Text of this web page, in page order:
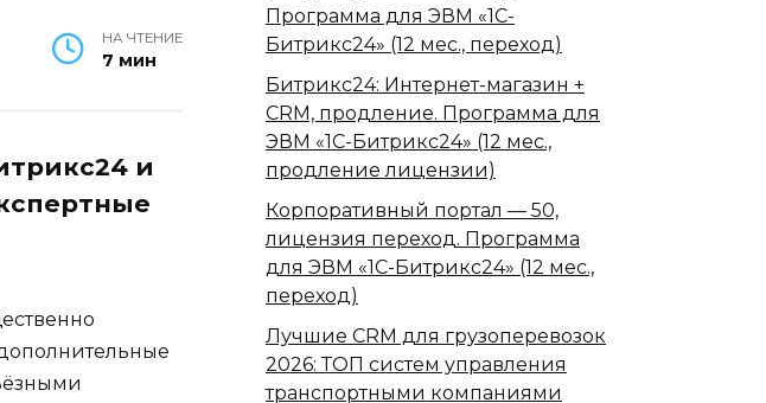
НА ЧТЕНИЕ
7 мин
и
Программа для ЭВМ «1С-
Битрикс24» (12 мес., переход)
Битрикс24: Интернет-магазин +
CRM, продление. Программа для
ЭВМ «1С-Битрикс24» (12 мес.,
продление лицензии)
Корпоративный портал — 50,
лицензия переход. Программа
для ЭВМ «1С-Битрикс24» (12 мес.,
переход)
Лучшие CRM для грузоперевозок
2026: ТОП систем управления
транспортными компаниями